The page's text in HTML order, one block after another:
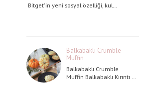
Bitget'in yeni sosyal özelliği, kul…
Balkabaklı Crumble
Muffin
Balkabaklı Crumble
Muffin Balkabaklı Kırıntı …